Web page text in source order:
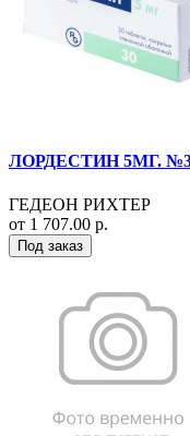
ЛОРДЕСТИН 5МГ.
ГЕДЕОН РИХТЕР
от 1 707.00 р.
Под заказ